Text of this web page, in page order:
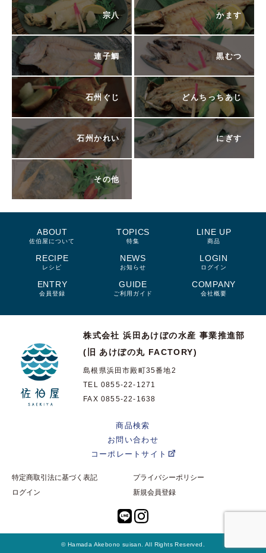
宗八 かます
連子鯛 黒むつ
石州ぐじ どんちっちあじ
石州かれい にぎす
その他
ABOUT
佐伯屋について
TOPICS
特集
LINE UP
商品
RECIPE
レシピ
NEWS
お知らせ
LOGIN
ログイン
ENTRY
会員登録
GUIDE
ご利用ガイド
COMPANY
会社概要
株式会社 浜田あけぼの水産 事業推進部
(旧 あけぼの丸 FACTORY)
島根県浜田市殿町35番地2
TEL 0855-22-1271
FAX 0855-22-1638
商品検索
お問い合わせ
コーポレートサイト
特定商取引法に基づく表記
プライバシーポリシー
ログイン
新規会員登録
© Hamada Akebono suisan. All Rights Reserved.